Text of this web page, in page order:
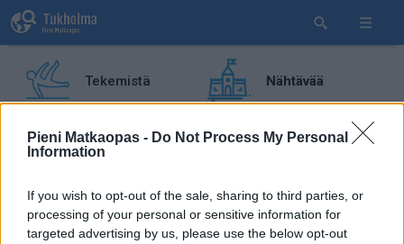
Pieni Matkaopas - Do Not Process My Personal
Information
If you wish to opt-out of the sale, sharing to third parties, or
processing of your personal or sensitive information for
targeted advertising by us, please use the below opt-out
Tekemistä Nähtävää
Selviytymisopas
Hotellit ja
majoittuminen
parhaat paikat kartalla